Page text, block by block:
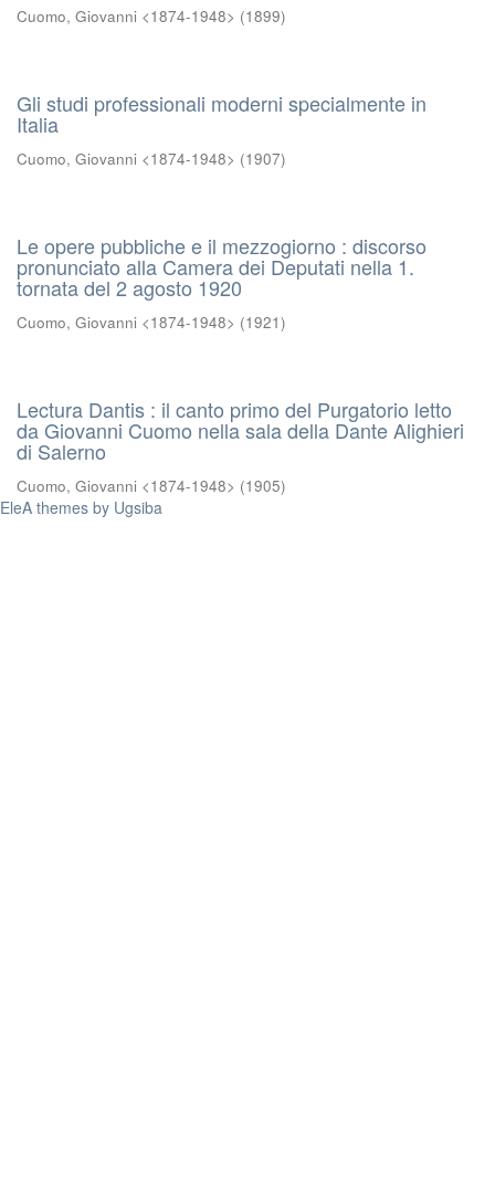
Cuomo, Giovanni <1874-1948> (1899)
Gli studi professionali moderni specialmente in
Italia
Cuomo, Giovanni <1874-1948> (1907)
Le opere pubbliche e il mezzogiorno : discorso
pronunciato alla Camera dei Deputati nella 1.
tornata del 2 agosto 1920
Cuomo, Giovanni <1874-1948> (1921)
Lectura Dantis : il canto primo del Purgatorio letto
da Giovanni Cuomo nella sala della Dante Alighieri
di Salerno
Cuomo, Giovanni <1874-1948> (1905)
EleA themes by Ugsiba